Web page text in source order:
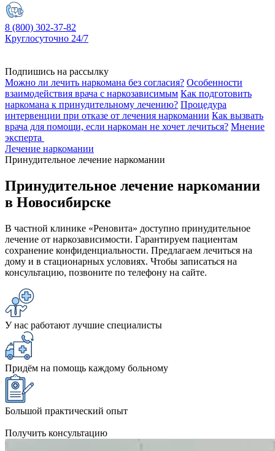
8 (800) 302-37-82
Круглосуточно 24/7
Подпишись на рассылку
Можно ли лечить наркомана без согласия? Особенности
взаимодействия врача с наркозависимым Как подготовить
наркомана к принудительному лечению? Процедура
интервенции при отказе от лечения наркомании Как вызвать
врача для помощи, если наркоман не хочет лечиться? Мнение
эксперта
Лечение наркомании
Принудительное лечение наркомании
Принудительное лечение наркомании
в Новосибирске
В частной клинике «Реновита» доступно принудительное
лечение от наркозависимости. Гарантируем пациентам
сохранение конфиденциальности. Предлагаем лечиться на
дому и в стационарных условиях. Чтобы записаться на
консультацию, позвоните по телефону на сайте.
У нас работают лучшие специалисты
Придём на помощь каждому больному
Большой практический опыт
Получить консультацию